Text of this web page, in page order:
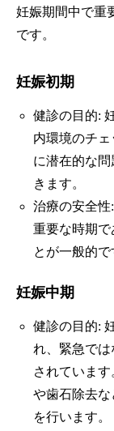
妊娠期間中で重
です。
妊娠初期
健診の目的:
内環境のチ
に潜在的な
きます。
治療の安全
重要な時期で
とが一般的で
妊娠中期
健診の目的:
れ、緊急で
されていま
や歯石除去
を行います。